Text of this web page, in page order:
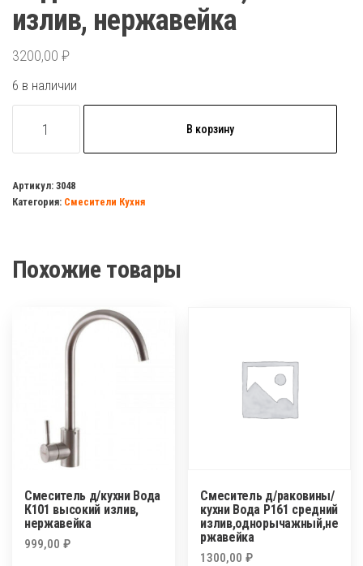
излив, нержавейка
3200,00 ₽
6 в наличии
товара
д/
раковины
высокий,толстый
нержавейка
В корзину
Артикул: 3048
Категория: Смесители Кухня
Похожие товары
Смеситель д/кухни Вода
К101 высокий излив,
нержавейка
999,00 ₽
Смеситель д/раковины/
кухни Вода Р161 средний
излив,однорычажный,не
ржавейка
1300,00₽